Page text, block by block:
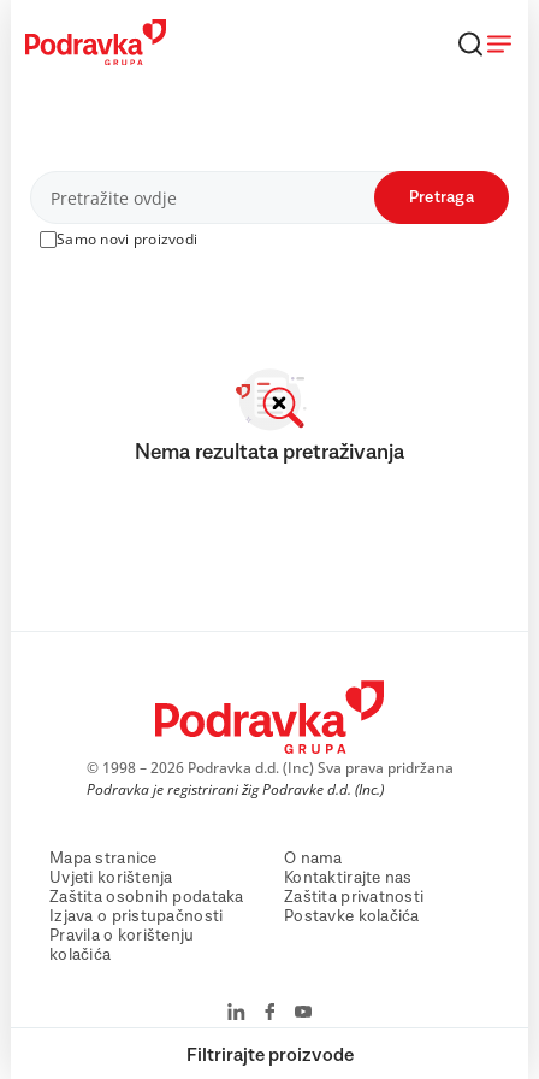
content
Proizvodi
Samo novi proizvodi
Pretraga
Filtrirajte proizvode
Nema rezultata pretraživanja
© 1998 – 2026 Podravka d.d. (Inc) Sva prava pridržana
Podravka je registrirani žig Podravke d.d. (Inc.)
Mapa stranice
Uvjeti korištenja
Zaštita osobnih podataka
Izjava o pristupačnosti
Pravila o korištenju
kolačića
O nama
Kontaktirajte nas
Zaštita privatnosti
Postavke kolačića